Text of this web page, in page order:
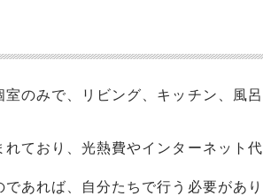
のみで、リビング、キッチン、風呂
ており、光熱費やインターネット代
あれば、自分たちで行う必要があり